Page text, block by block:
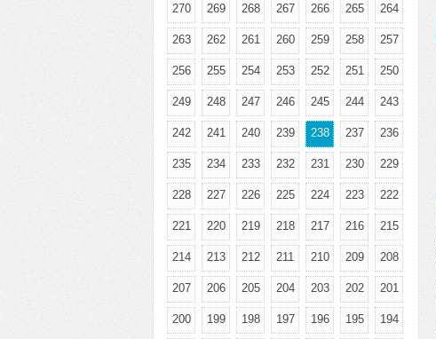
270 269 268 267 266 265 264
263 262 261 260 259 258 257
256 255 254 253 252 251 250
249 248 247 246 245 244 243
242 241 240 239 238 237 236
235 234 233 232 231 230 229
228 227 226 225 224 223 222
221 220 219 218 217 216 215
214 213 212 211 210 209 208
207 206 205 204 203 202 201
200 199 198 197 196 195 194